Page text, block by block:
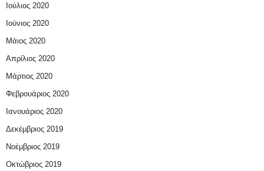
Ιούλιος 2020
Ιούνιος 2020
Μάιος 2020
Απρίλιος 2020
Μάρτιος 2020
Φεβρουάριος 2020
Ιανουάριος 2020
Δεκέμβριος 2019
Νοέμβριος 2019
Οκτώβριος 2019